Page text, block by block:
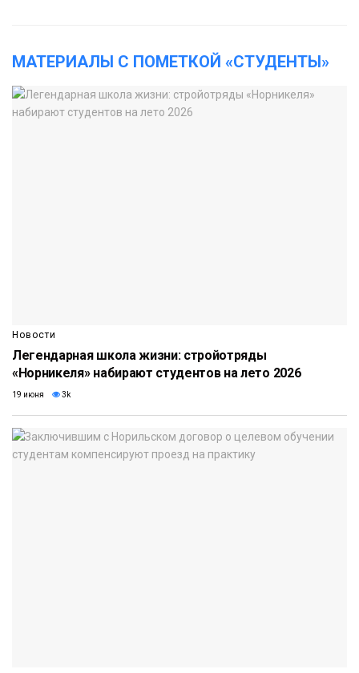
МАТЕРИАЛЫ С ПОМЕТКОЙ «СТУДЕНТЫ»
Новости
Легендарная школа жизни: стройотряды
«Норникеля» набирают студентов на лето 2026
19 июня 3k